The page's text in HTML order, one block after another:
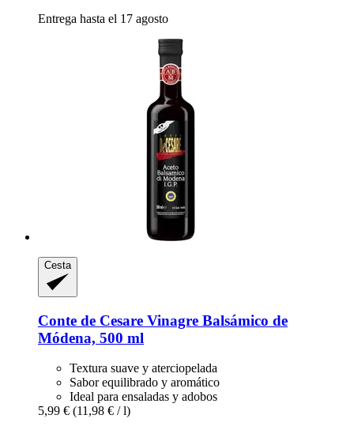
Entrega hasta el 17 agosto
Cesta
Conte de Cesare Vinagre Balsámico de
Módena, 500 ml
Textura suave y aterciopelada
Sabor equilibrado y aromático
Ideal para ensaladas y adobos
5,99 € (11,98 € / l)